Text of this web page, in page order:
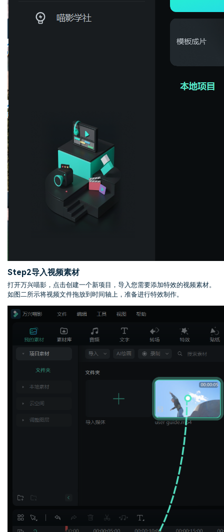
Step2导入视频素材
打开万兴喵影，点击创建一个新项目，导入您需要添加特效的视频素材。
如图二所示将视频文件拖放到时间轴上，准备进行特效制作。